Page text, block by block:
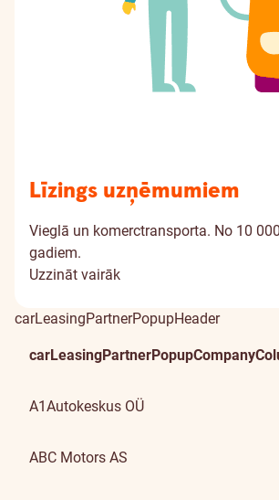
Līzings uzņēmumiem
Vieglā un komerctransporta. No 10
gadiem.
Uzzināt vairāk
carLeasingPartnerPopupHeader
A1Autokeskus OÜ
ABC Motors AS